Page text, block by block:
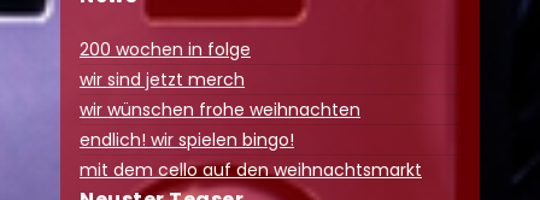
200 wochen in folge
wir sind jetzt merch
wir wünschen frohe weihnachten
endlich! wir spielen bingo!
mit dem cello auf den weihnachtsmarkt